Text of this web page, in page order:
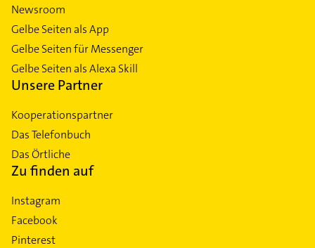
Newsroom
Gelbe Seiten als App
Gelbe Seiten für Messenger
Gelbe Seiten als Alexa Skill
Unsere Partner
Kooperationspartner
Das Telefonbuch
Das Örtliche
Zu finden auf
Instagram
Facebook
Pinterest